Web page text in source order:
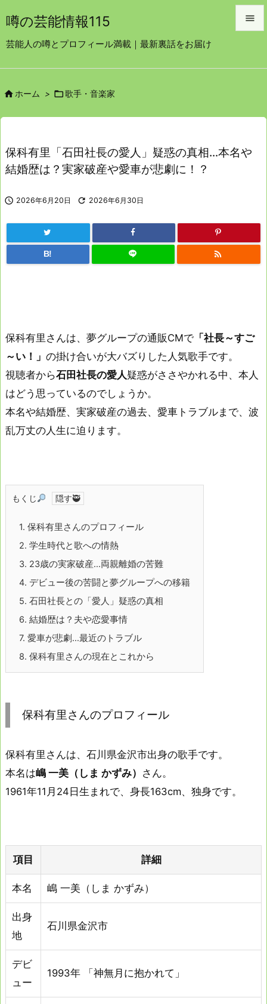
噂の芸能情報115
芸能人の噂とプロフィール満載｜最新裏話をお届け

前へ
次へ
ホーム > 歌手・音楽家
保科有里「石田社長の愛人」疑惑の真相…本名や
結婚歴は？実家破産や愛車が悲劇に！？
 2026年6月20日  2026年6月30日
B! 
保科有里さんは、夢グループの通販CMで 「社長～すご
～い！」 の掛け合いが大バズりした人気歌手です。
視聴者から石田社長の愛人疑惑がささやかれる中、本人
はどう思っているのでしょうか。
本名や結婚歴、実家破産の過去、愛車トラブルまで、波
乱万丈の人生に迫ります。
もくじ
1. 保科有里さんのプロフィール
2. 学生時代と歌への情熱
3. 23歳の実家破産…両親離婚の苦難
4. デビュー後の苦闘と夢グループへの移籍
5. 石田社長との「愛人」疑惑の真相
6. 結婚歴は？夫や恋愛事情
7. 愛車が悲劇…最近のトラブル
8. 保科有里さんの現在とこれから
保科有里さんのプロフィール
保科有里さんは、石川県金沢市出身の歌手です。
本名は嶋 一美（しま かずみ） さん。
1961年11月24日生まれで、身長163cm、独身です。
項目 詳細
本名 嶋 一美（しま かずみ）
出身
地
石川県金沢市
デビ
ュー
1993年 「神無月に抱かれて」